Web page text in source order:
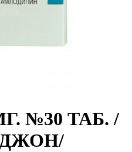
№30 ТАБ. /